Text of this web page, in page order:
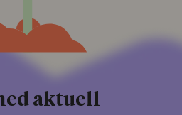
aktuell